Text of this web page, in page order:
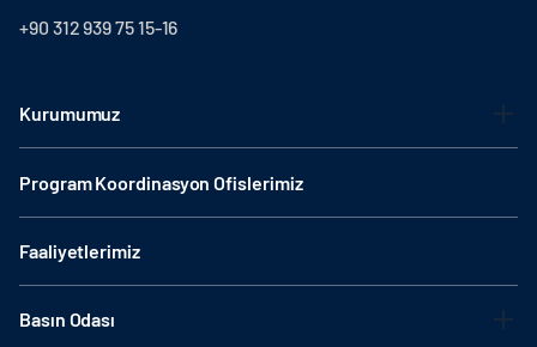
+90 312 939 75 15-16
Kurumumuz
Program Koordinasyon Ofislerimiz
Faaliyetlerimiz
Basın Odası